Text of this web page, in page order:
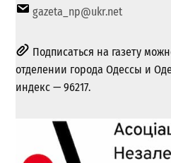
gazeta_np@ukr.net
Подписаться на газету
отделении города Одессы и
индекс — 96217.